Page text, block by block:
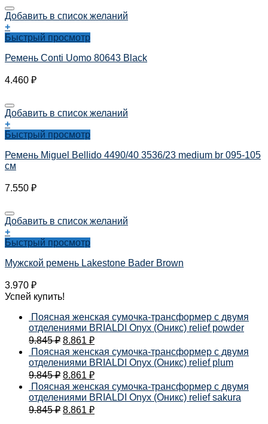
Добавить в список желаний
+
Быстрый просмотр
Ремень Conti Uomo 80643 Black
4.460 ₽
Добавить в список желаний
+
Быстрый просмотр
Ремень Miguel Bellido 4490/40 3536/23 medium br 095-105
см
7.550 ₽
Добавить в список желаний
+
Быстрый просмотр
Мужской ремень Lakestone Bader Brown
3.970 ₽
Успей купить!
Поясная женская сумочка-трансформер с двумя
отделениями BRIALDI Onyx (Оникс) relief powder
9.845₽ 8.861 ₽
Поясная женская сумочка-трансформер с двумя
отделениями BRIALDI Onyx (Оникс) relief plum
9.845₽ 8.861 ₽
Поясная женская сумочка-трансформер с двумя
отделениями BRIALDI Onyx (Оникс) relief sakura
9.845₽ 8.861 ₽